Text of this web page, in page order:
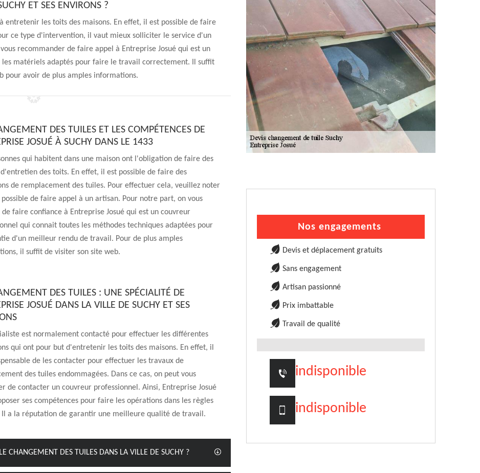
ET SES ENVIRONS ?
entretenir les toits des maisons. En effet, il est possible de faire
ce type d'intervention, il vaut mieux solliciter le service d'un
recommander de faire appel à Entreprise Josué qui est un
matériels adaptés pour faire le travail correctement. Il suffit
pour avoir de plus amples informations.
DES TUILES ET LES COMPÉTENCES DE
JOSUÉ À SUCHY DANS LE 1433
qui habitent dans une maison ont l'obligation de faire des
des toits. En effet, il est possible de faire des
de remplacement des tuiles. Pour effectuer cela, veuillez noter
de faire appel à un artisan. Pour notre part, on vous
de faire confiance à Entreprise Josué qui est un couvreur
qui connait toutes les méthodes techniques adaptées pour
d'un meilleur rendu de travail. Pour de plus amples
il suffit de visiter son site web.
DES TUILES : UNE SPÉCIALITÉ DE
JOSUÉ DANS LA VILLE DE SUCHY ET SES
est normalement contacté pour effectuer les différentes
qui ont pour but d'entretenir les toits des maisons. En effet, il
de les contacter pour effectuer les travaux de
des tuiles endommagées. Dans ce cas, on peut vous
de contacter un couvreur professionnel. Ainsi, Entreprise Josué
ses compétences pour faire les opérations dans les règles
a la réputation de garantir une meilleure qualité de travail.
CHANGEMENT DES TUILES DANS LA VILLE DE SUCHY ?
Nos engagements
Devis et déplacement gratuits
Sans engagement
Artisan passionné
Prix imbattable
Travail de qualité
indisponible
indisponible